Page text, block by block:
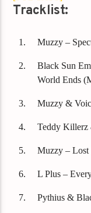
Tracklist:
Muzzy –
Black Sun
World Ends
Muzzy &
Teddy Killerz
Muzzy – Lost
L Plus –
Pythius &